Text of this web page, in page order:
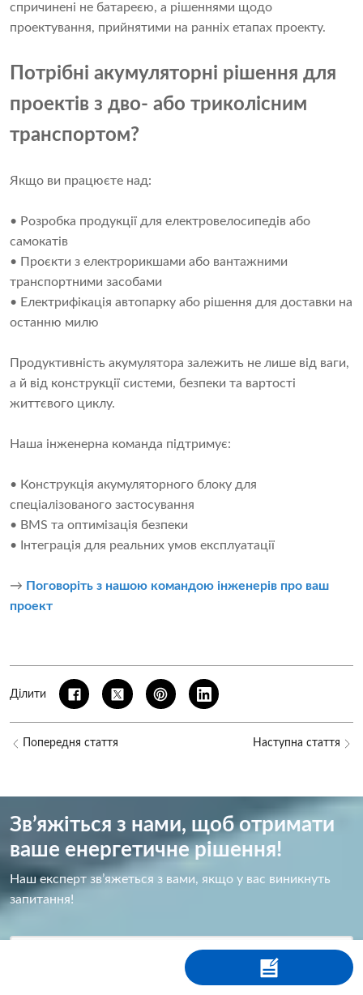
спричинені не батареєю, а рішеннями щодо
проектування, прийнятими на ранніх етапах проекту.
Потрібні акумуляторні рішення для
проектів з дво- або триколісним
транспортом?
Якщо ви працюєте над:
• Розробка продукції для електровелосипедів або
самокатів
• Проєкти з електрорикшами або вантажними
транспортними засобами
• Електрифікація автопарку або рішення для доставки на
останню милю
Продуктивність акумулятора залежить не лише від ваги,
а й від конструкції системи, безпеки та вартості
життєвого циклу.
Наша інженерна команда підтримує:
• Конструкція акумуляторного блоку для
спеціалізованого застосування
• BMS та оптимізація безпеки
• Інтеграція для реальних умов експлуатації
→ Поговоріть з нашою командою інженерів про ваш
проект
Ділити
Попередня стаття Наступна стаття
Зв’яжіться з нами, щоб отримати
ваше енергетичне рішення!
Наш експерт зв’яжеться з вами, якщо у вас виникнуть
запитання!